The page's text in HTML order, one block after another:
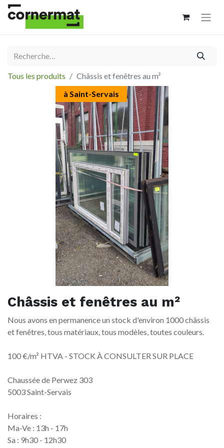
Tous les produits
Châssis et fenêtres au m²
à Saint-Servais
Châssis et fenêtres au m²
Nous avons en permanence un stock d'environ 1000 châssis
et fenêtres, tous matériaux, tous modèles, toutes couleurs.
100 €/m² HTVA - STOCK À CONSULTER SUR PLACE
Chaussée de Perwez 303
5003 Saint-Servais
Horaires :
Ma-Ve : 13h - 17h
Sa : 9h30 - 12h30